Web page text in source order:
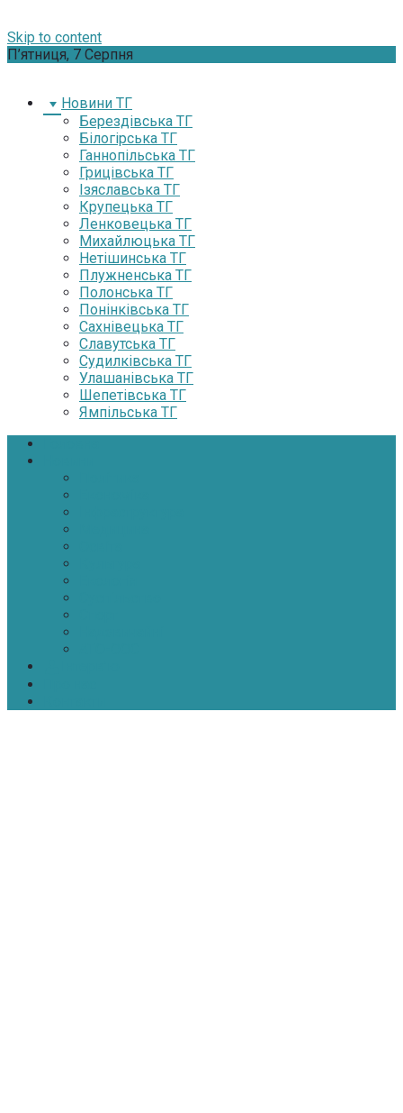
Skip to content
П’ятниця, 7 Серпня
Новини ТГ
Берездівська ТГ
Білогірська ТГ
Ганнопільська ТГ
Грицівська ТГ
Ізяславська ТГ
Крупецька ТГ
Ленковецька ТГ
Михайлюцька ТГ
Нетішинська ТГ
Плужненська ТГ
Полонська ТГ
Понінківська ТГ
Сахнівецька ТГ
Славутська ТГ
Судилківська ТГ
Улашанівська ТГ
Шепетівська ТГ
Ямпільська ТГ